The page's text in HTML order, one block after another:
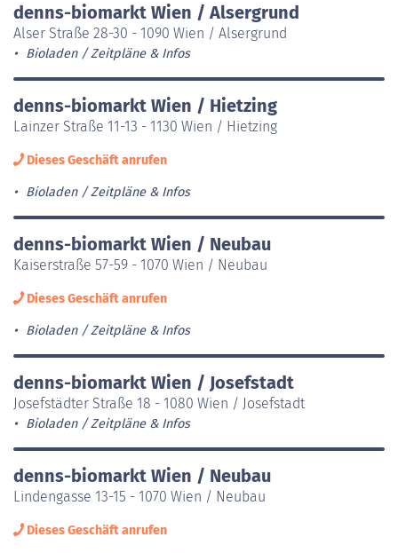
denns-biomarkt Wien / Alsergrund
Alser Straße 28-30 - 1090 Wien / Alsergrund
Bioladen Zeitpläne & Infos
denns-biomarkt Wien / Hietzing
Lainzer Straße 11-13 - 1130 Wien / Hietzing
Dieses Geschäft anrufen
Bioladen Zeitpläne & Infos
denns-biomarkt Wien / Neubau
Kaiserstraße 57-59 - 1070 Wien / Neubau
Dieses Geschäft anrufen
Bioladen Zeitpläne & Infos
denns-biomarkt Wien / Josefstadt
Josefstädter Straße 18 - 1080 Wien / Josefstadt
Bioladen Zeitpläne & Infos
denns-biomarkt Wien / Neubau
Lindengasse 13-15 - 1070 Wien / Neubau
Dieses Geschäft anrufen